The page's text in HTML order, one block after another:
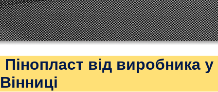
Пінопласт від виробника у
Вінниці